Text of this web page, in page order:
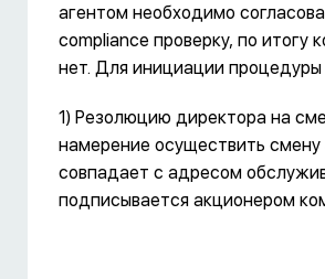
агентом необходимо
compliance проверку, по итогу
нет. Для инициации
1) Резолюцию директора на
намерение осуществить
совпадает с адресом
подписывается акционером